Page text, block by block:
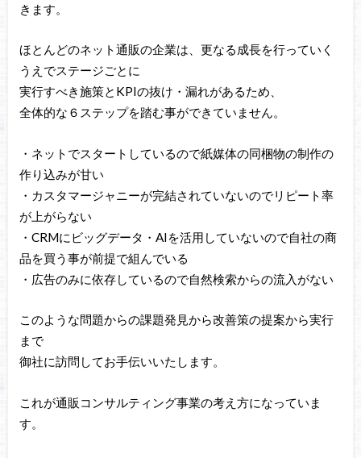
きます。
ほとんどのネット通販の企業は、更なる成長を行っていく
うえでステージごとに
実行すべき施策とKPIの抜け・漏れがあるため、
全体的な６ステップを踏む事ができていません。
・ネットでスタートしているので紙媒体の同梱物の制作の
作り込みが甘い
・カスタマージャニーが完結されていないのでリピート率
が上がらない
・CRMにビッグデータ・AIを活用していないので自社の商
品を買う事が前提で組んでいる
・広告のみに依存しているので自然検索からの流入がない
このような問題からの課題発見から改善策の提案から実行
まで
御社に訪問してお手伝いいたします。
これが通販コンサルティング事業の考え方になっていま
す。